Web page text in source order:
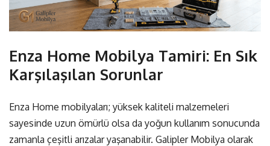
Enza Home Mobilya Tamiri: En Sık
Karşılaşılan Sorunlar
Enza Home mobilyaları; yüksek kaliteli malzemeleri
sayesinde uzun ömürlü olsa da yoğun kullanım sonucunda
zamanla çeşitli arızalar yaşanabilir. Galipler Mobilya olarak